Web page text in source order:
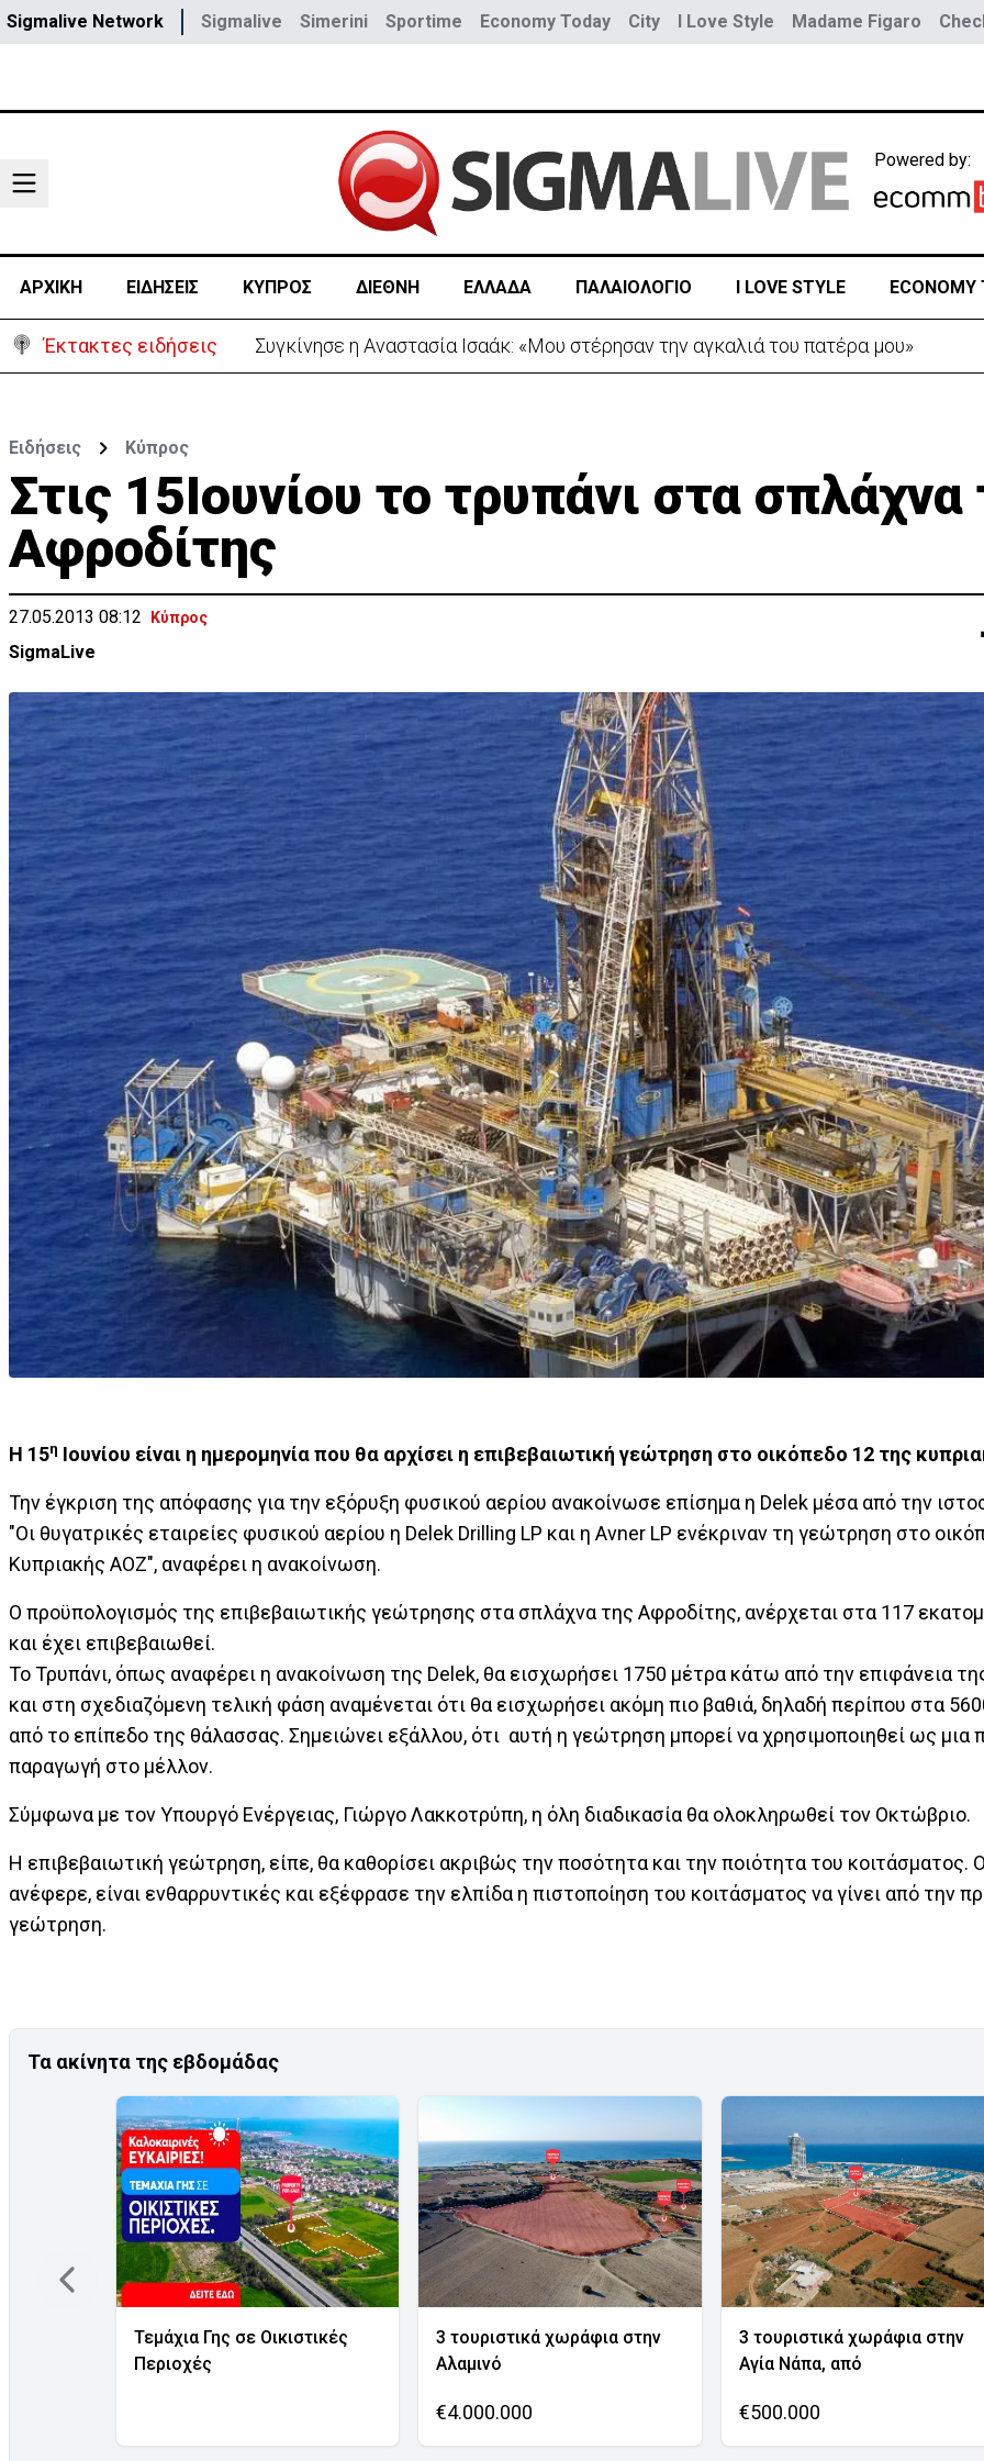
Sigmalive Network Sigmalive Simerini Sportime Economy Today City I Love Style Madame Figaro
Powered by:
ΑΡΧΙΚΗ ΕΙΔΗΣΕΙΣ ΚΥΠΡΟΣ ΔΙΕΘΝΗ ΕΛΛΑΔΑ ΠΑΛΑΙΟΛΟΓΙΟ I LOVE STYLE ECONOMY
Έκτακτες ειδήσεις Συγκίνησε η Αναστασία Ισαάκ: «Mου στέρησαν την αγκαλιά του πατέρα μου»
Ειδήσεις Κύπρος
Στις 15Ιουνίου το τρυπάνι στα σπλάχνα
Αφροδίτης
27.05.2013 08:12 Κύπρος
SigmaLive
Η 15η Ιουνίου είναι η ημερομηνία που θα αρχίσει η επιβεβαιωτική γεώτρηση στο οικόπεδο 12 της
Την έγκριση της απόφασης για την εξόρυξη φυσικού αερίου ανακοίνωσε επίσημα η Delek μέσα από την
"Οι θυγατρικές εταιρείες φυσικού αερίου η Delek Drilling LP και η Avner LP ενέκριναν τη γεώτρηση στο
Κυπριακής ΑΟΖ", αναφέρει η ανακοίνωση.
Ο προϋπολογισμός της επιβεβαιωτικής γεώτρησης στα σπλάχνα της Αφροδίτης, ανέρχεται στα 117
και έχει επιβεβαιωθεί.
Το Τρυπάνι, όπως αναφέρει η ανακοίνωση της Delek, θα εισχωρήσει 1750 μέτρα κάτω από την επιφάνεια
και στη σχεδιαζόμενη τελική φάση αναμένεται ότι θα εισχωρήσει ακόμη πιο βαθιά, δηλαδή περίπου στα
από το επίπεδο της θάλασσας. Σημειώνει εξάλλου, ότι αυτή η γεώτρηση μπορεί να χρησιμοποιηθεί ως μια
παραγωγή στο μέλλον.
Σύμφωνα με τον Υπουργό Ενέργειας, Γιώργο Λακκοτρύπη, η όλη διαδικασία θα ολοκληρωθεί τον Οκτώβριο.
Η επιβεβαιωτική γεώτρηση, είπε, θα καθορίσει ακριβώς την ποσότητα και την ποιότητα του κοιτάσματος.
ανέφερε, είναι ενθαρρυντικές και εξέφρασε την ελπίδα η πιστοποίηση του κοιτάσματος να γίνει από την
γεώτρηση.
Τα ακίνητα της εβδομάδας
Τεμάχια Γης σε Οικιστικές
Περιοχές
3 τουριστικά χωράφια στην
Αλαμινό
€4.000.000
3 τουριστικά χωράφια στην
Αγία Νάπα, από
€500.000